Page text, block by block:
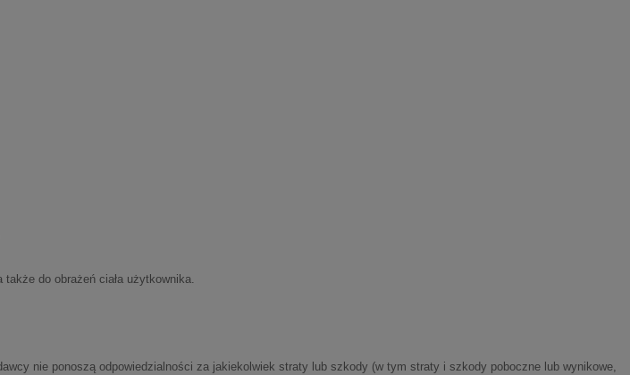
do obrażeń ciała użytkownika.
nie ponoszą odpowiedzialności za jakiekolwiek straty lub szkody (w tym straty i szkody poboczne lub wynikowe,